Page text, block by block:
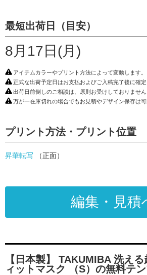
最短出荷日（目安）
8月17日(月)
アイテムカラーやプリント方法によって変動します。
正式な出荷予定日はお支払およびご入稿完了後に確定
出荷日前倒しのご相談は、原則お受けしておりません
万が一在庫切れの場合でもお見積やデザイン保存は可
プリント方法・プリント位置
昇華転写 （正面）
編集・見積
【日本製】 TAKUMIBA 洗え
ィットマスク （S）の無料テ